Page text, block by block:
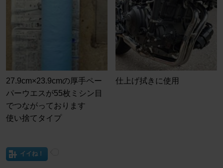
27.9cm×23.9cmの厚手ペー
パーウエスが55枚ミシン目
でつながっております
使い捨てタイプ
仕上げ拭きに使用
イイね！